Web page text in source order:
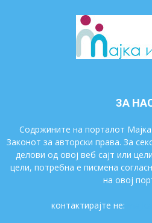
ЗА
Содржините на порталот
Законот за авторски права. За
делови од овој веб сајт или
цели, потребна е писмена
на овој
контактирајте не: